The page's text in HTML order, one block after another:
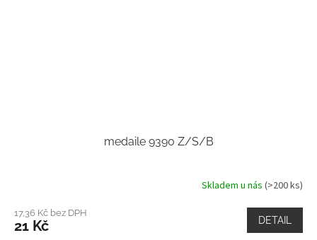
medaile 9390 Z/S/B
Skladem u nás (>200 ks)
17,36 Kč bez DPH
21 Kč DETAIL